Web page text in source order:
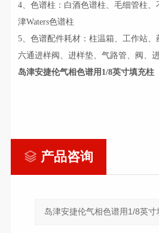
4、色谱柱：白酒色谱柱、毛细管柱
津Waters色谱柱
5、色谱配件耗材：柱温箱、工作站、
六通进样阀、进样垫、气路管、阀、
岛津安捷伦气相色谱用1/8英寸填充柱
产品咨询